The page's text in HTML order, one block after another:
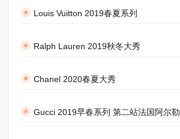
Louis Vuitton 2019春夏系列
Ralph Lauren 2019秋冬大秀
Chanel 2020春夏大秀
Gucci 2019早春系列 第二站法国阿尔勒